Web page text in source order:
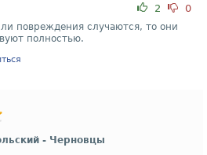
2 0
повреждения случаются, то они
полностью.
- Черновцы